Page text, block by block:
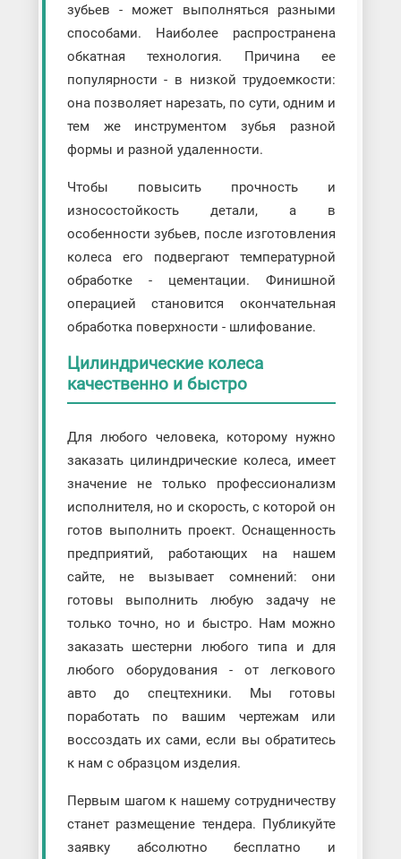
зубьев - может выполняться разными
способами. Наиболее распространена
обкатная технология. Причина ее
популярности - в низкой трудоемкости:
она позволяет нарезать, по сути, одним и
тем же инструментом зубья разной
формы и разной удаленности.
Чтобы повысить прочность и
износостойкость детали, а в
особенности зубьев, после изготовления
колеса его подвергают температурной
обработке - цементации. Финишной
операцией становится окончательная
обработка поверхности - шлифование.
Цилиндрические колеса
качественно и быстро
Для любого человека, которому нужно
заказать цилиндрические колеса, имеет
значение не только профессионализм
исполнителя, но и скорость, с которой он
готов выполнить проект. Оснащенность
предприятий, работающих на нашем
сайте, не вызывает сомнений: они
готовы выполнить любую задачу не
только точно, но и быстро. Нам можно
заказать шестерни любого типа и для
любого оборудования - от легкового
авто до спецтехники. Мы готовы
поработать по вашим чертежам или
воссоздать их сами, если вы обратитесь
к нам с образцом изделия.
Первым шагом к нашему сотрудничеству
станет размещение тендера. Публикуйте
заявку абсолютно бесплатно и